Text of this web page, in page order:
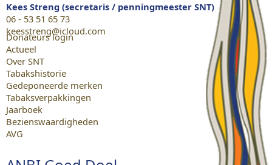
Kees Streng (secretaris / penningmeester SNT)
06 - 53 51 65 73
keesstreng@icloud.com
Donateurs login
Actueel
Over SNT
Tabakshistorie
Gedeponeerde merken
Tabaksverpakkingen
Jaarboek
Bezienswaardigheden
AVG